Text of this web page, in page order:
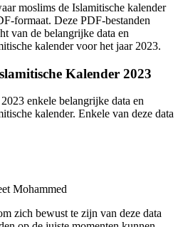
moslims de Islamitische kalender
formaat. Deze PDF-bestanden
van de belangrijke data en
kalender voor het jaar 2023.
Kalender 2023
enkele belangrijke data en
kalender. Enkele van deze data
Mohammed
zich bewust te zijn van deze data